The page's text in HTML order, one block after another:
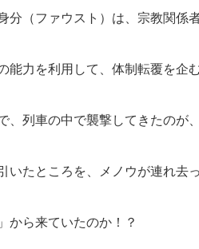
分（ファウスト）は、宗教関係
力を利用して、体制転覆を企む
、列車の中で襲撃してきたのが
いたところを、メノウが連れ去
から来ていたのか！？